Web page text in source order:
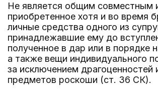
Не является общим совместным
приобретенное хотя и во время
личные средства одного из
принадлежавшие ему до
полученное в дар или в порядке
а также вещи индивидуального
за исключением драгоценностей
предметов роскоши (ст. 36 СК).